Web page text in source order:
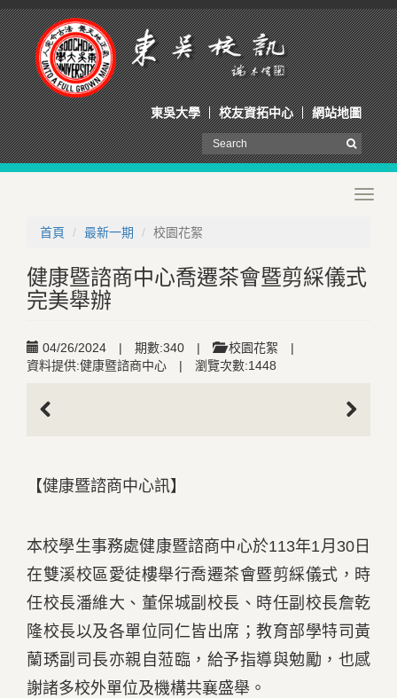
東吳大學 校友資拓中心 網站地圖
首頁
最新一期 校園花絮
健康暨諮商中心喬遷茶會暨剪綵儀式
完美舉辦
04/26/2024 | 期數:340 | 校園花絮
|
資料提供:健康暨諮商中心
| 瀏覽次數:1448
【健康暨諮商中心訊】
本校學生事務處健康暨諮商中心於113年1月30日
在雙溪校區愛徒樓舉行喬遷茶會暨剪綵儀式，時
任校長潘維大、董保城副校長、時任副校長詹乾
隆校長以及各單位同仁皆出席；教育部學特司黃
蘭琇副司長亦親自蒞臨，給予指導與勉勵，也感
謝諸多校外單位及機構共襄盛舉。